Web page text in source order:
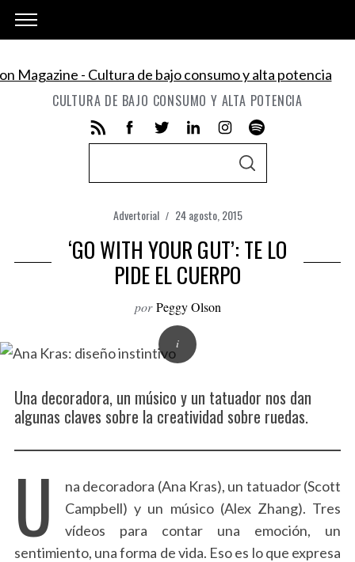
CULTURA DE BAJO CONSUMO Y ALTA POTENCIA
c
h
:
S
Advertorial 24 agosto, 2015
‘GO WITH YOUR GUT’: TE LO
PIDE EL CUERPO
por Peggy Olson
Una decoradora, un músico y un tatuador nos dan
algunas claves sobre la creatividad sobre ruedas.
U
na decoradora (Ana Kras), un tatuador (Scott
Campbell) y un músico (Alex Zhang). Tres
vídeos para contar una emoción, un
sentimiento, una forma de vida. Eso es lo que expresa